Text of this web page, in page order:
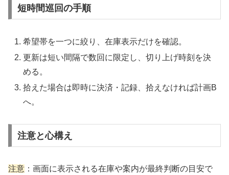
短時間巡回の手順
希望帯を一つに絞り、在庫表示だけを確認。
更新は短い間隔で数回に限定し、切り上げ時刻を決
める。
拾えた場合は即時に決済・記録、拾えなければ計画B
へ。
注意と心構え
注意 ：画面に表示される在庫や案内が最終判断の目安で